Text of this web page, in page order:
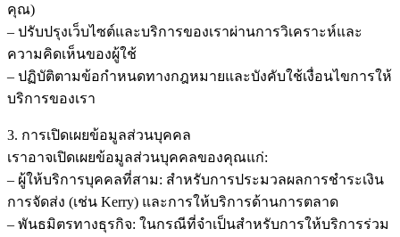
คุณ)
– ปรับปรุงเว็บไซต์และบริการของเราผ่านการวิเคราะห์และ
ความคิดเห็นของผู้ใช้
– ปฏิบัติตามข้อกำหนดทางกฎหมายและบังคับใช้เงื่อนไขการให้
บริการของเรา
3. การเปิดเผยข้อมูลส่วนบุคคล
เราอาจเปิดเผยข้อมูลส่วนบุคคลของคุณแก่:
– ผู้ให้บริการบุคคลที่สาม: สำหรับการประมวลผลการชำระเงิน
การจัดส่ง (เช่น Kerry) และการให้บริการด้านการตลาด
– พันธมิตรทางธุรกิจ: ในกรณีที่จำเป็นสำหรับการให้บริการร่วม